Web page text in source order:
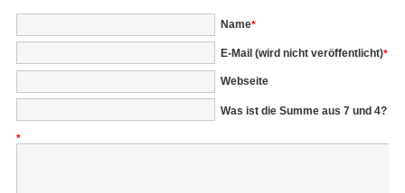
Pflichtfeld
Name*
Pflichtfeld
E-Mail (wird nicht veröffentlicht)*
Webseite
Was ist die Summe aus 7 und 4?
*